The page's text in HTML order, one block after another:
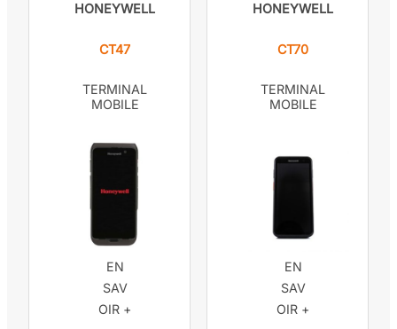
HONEYWELL
CT47
TERMINAL
MOBILE
EN
SAV
OIR +
HONEYWELL
CT70
TERMINAL
MOBILE
EN
SAV
OIR +